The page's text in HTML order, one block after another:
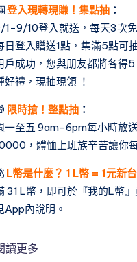
登入現轉現賺！集點抽 ：
1-9/10登入就送，每天3次
日登入贈送1點，集滿5點可
戶成功，您與朋友都將各得
好禮，現抽現領 ！
限時搶！整點抽 ：
一至五 9am-6pm每小時放
，體恤上班族辛苦讓你
L幣是什麼？ 1 L幣 = 1元新台
31 L幣，即可於『我的L幣
App內說明。
讀更多